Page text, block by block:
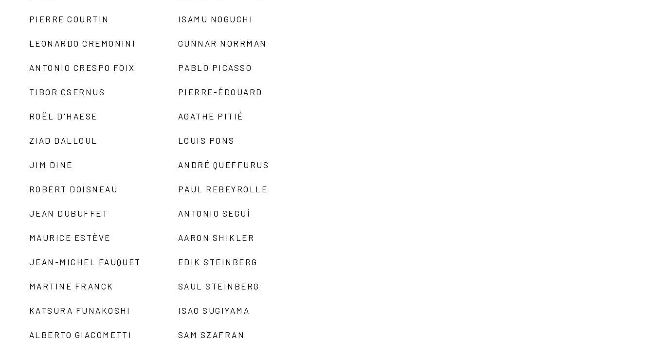
PIERRE COURTIN
LEONARDO CREMONINI
ANTONIO CRESPO FOIX
TIBOR CSERNUS
ROËL D'HAESE
ZIAD DALLOUL
JIM DINE
ROBERT DOISNEAU
JEAN DUBUFFET
MAURICE ESTÈVE
JEAN-MICHEL FAUQUET
MARTINE FRANCK
KATSURA FUNAKOSHI
ALBERTO GIACOMETTI
ISAMU NOGUCHI
GUNNAR NORRMAN
PABLO PICASSO
PIERRE-ÉDOUARD
AGATHE PITIÉ
LOUIS PONS
ANDRÉ QUEFFURUS
PAUL REBEYROLLE
ANTONIO SEGUÍ
AARON SHIKLER
EDIK STEINBERG
SAUL STEINBERG
ISAO SUGIYAMA
SAM SZAFRAN